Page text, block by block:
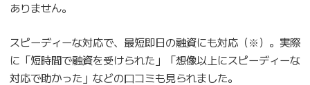
ありません。
スピーディーな対応で、最短即日の融資にも対応（※）。実際
に「短時間で融資を受けられた」「想像以上にスピーディーな
対応で助かった」などの口コミも見られました。